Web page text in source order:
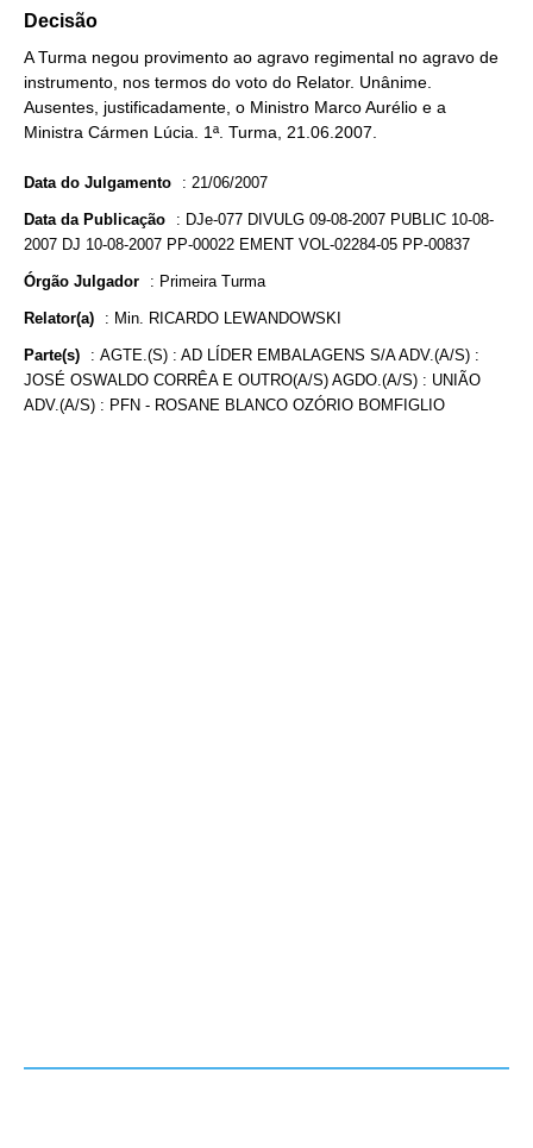
Decisão
A Turma negou provimento ao agravo regimental no agravo de
instrumento, nos termos do voto do Relator. Unânime.
Ausentes, justificadamente, o Ministro Marco Aurélio e a
Ministra Cármen Lúcia. 1ª. Turma, 21.06.2007.
Data do Julgamento : 21/06/2007
Data da Publicação : DJe-077 DIVULG 09-08-2007 PUBLIC 10-08-
2007 DJ 10-08-2007 PP-00022 EMENT VOL-02284-05 PP-00837
Órgão Julgador : Primeira Turma
Relator(a) : Min. RICARDO LEWANDOWSKI
Parte(s) : AGTE.(S) : AD LÍDER EMBALAGENS S/A ADV.(A/S) :
JOSÉ OSWALDO CORRÊA E OUTRO(A/S) AGDO.(A/S) : UNIÃO
ADV.(A/S) : PFN - ROSANE BLANCO OZÓRIO BOMFIGLIO